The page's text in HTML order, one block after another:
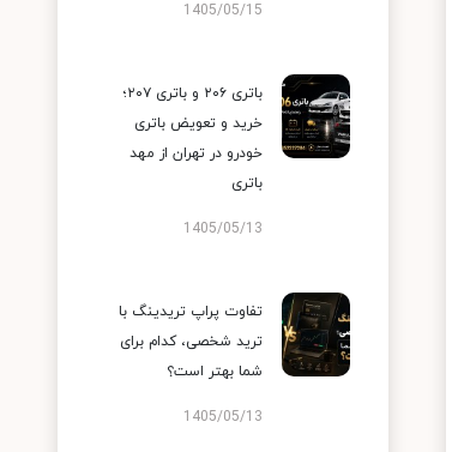
1405/05/15
باتری ۲۰۶ و باتری ۲۰۷؛
خرید و تعویض باتری
خودرو در تهران از مهد
باتری
1405/05/13
تفاوت پراپ تریدینگ با
ترید شخصی، کدام برای
شما بهتر است؟
1405/05/13